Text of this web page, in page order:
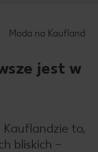
Moda na Kaufland
jest w
to,
bliskich –